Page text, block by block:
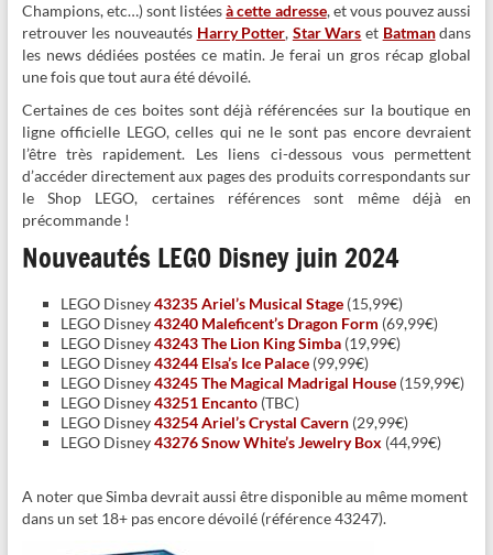
Champions, etc…) sont listéesà cette adresse, et vous pouvez aussi
retrouver les nouveautés Harry Potter, Star Wars et Batmandans
les news dédiées postées ce matin. Je ferai un gros récap global
une fois que tout aura été dévoilé.
Certaines de ces boites sont déjà référencées sur la boutique en
ligne officielle LEGO, celles qui ne le sont pas encore devraient
l’être très rapidement. Les liens ci-dessous vous permettent
d’accéder directement aux pages des produits correspondants sur
le Shop LEGO, certaines références sont même déjà en
précommande !
Nouveautés LEGO Disney juin 2024
LEGO Disney43235 Ariel’s Musical Stage(15,99€)
LEGO Disney43240 Maleficent’s Dragon Form (69,99€)
LEGO Disney43243 The Lion King Simba(19,99€)
LEGO Disney43244 Elsa’s Ice Palace(99,99€)
LEGO Disney43245 The Magical Madrigal House(159,99€)
LEGO Disney43251 Encanto(TBC)
LEGO Disney43254 Ariel’s Crystal Cavern(29,99€)
LEGO Disney43276 Snow White’s Jewelry Box (44,99€)
A noter que Simba devrait aussi être disponible au même moment
dans un set 18+ pas encore dévoilé (référence 43247).